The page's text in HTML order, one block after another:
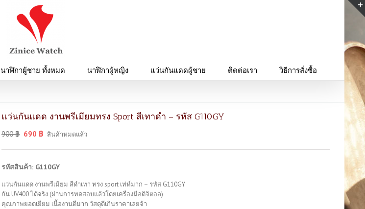
นาฬิกาผู้ชาย ทั้งหมด นาฬิกาผู้หญิง แว่นกันแดดผู้ชาย ติดต่อเรา วิธีการสั่งซื้อ
แว่นกันแดด งานพรีเมียมทรง Sport สีเทาดำ – รหัส G110GY
900฿ 690 ฿ สินค้าหมดแล้ว
รหัสสินค้า: G110GY
แว่นกันแดด งานพรีเมียม สีดำเทา ทรง sport เท่ห์มาก – รหัส G110GY
กัน UV400 ได้จริง (ผ่านการทดสอบแล้วโดยเครื่องมือดิจิตอล)
คุณภาพยอดเยี่ยม เนื้องานดีมาก วัสดุดีเกินราคาเลยจ้า